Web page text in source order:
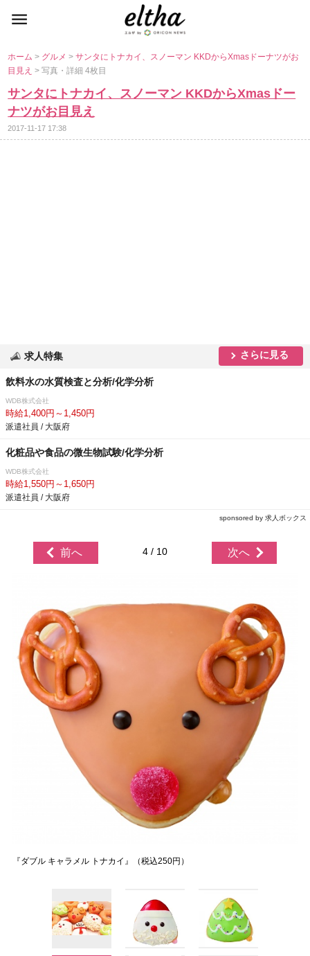
ホーム> グルメ>サンタにトナカイ、スノーマン KKDからXmasドーナツがお
目見え> 写真・詳細 4枚目
サンタにトナカイ、スノーマン KKDからXmasドー
ナツがお目見え
2017-11-17 17:38
求人特集 さらに見る
飲料水の水質検査と分析/化学分析
WDB株式会社
時給1,400円～1,450円
派遣社員 / 大阪府
化粧品や食品の微生物試験/化学分析
WDB株式会社
時給1,550円～1,650円
派遣社員 / 大阪府
sponsored by 求人ボックス
前へ 4 / 10 次へ
『ダブル キャラメル トナカイ』（税込250円）